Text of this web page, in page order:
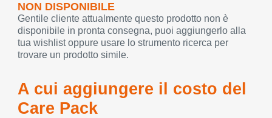
NON DISPONIBILE
Gentile cliente attualmente questo prodotto non è
disponibile in pronta consegna, puoi aggiungerlo alla
tua wishlist oppure usare lo strumento ricerca per
trovare un prodotto simile.
A cui aggiungere il costo del
Care Pack